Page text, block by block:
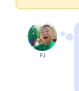
FJ